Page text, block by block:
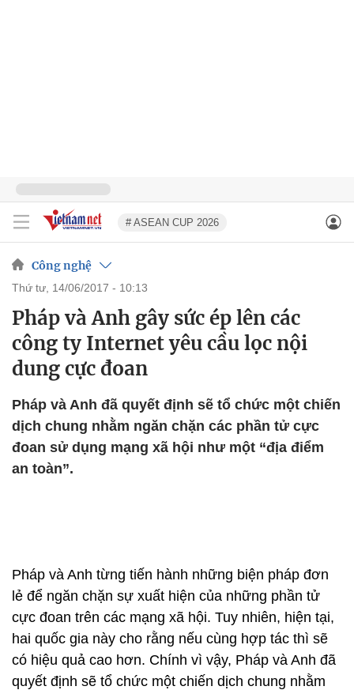
# ASEAN CUP 2026
Công nghệ
thứ tư, 14/06/2017 - 10:13
Pháp và Anh gây sức ép lên các
công ty Internet yêu cầu lọc nội
dung cực đoan
Pháp và Anh đã quyết định sẽ tổ chức một chiến
dịch chung nhằm ngăn chặn các phần tử cực
đoan sử dụng mạng xã hội như một “địa điểm
an toàn”.
Pháp và Anh từng tiến hành những biện pháp đơn
lẻ để ngăn chặn sự xuất hiện của những phần tử
cực đoan trên các mạng xã hội. Tuy nhiên, hiện tại,
hai quốc gia này cho rằng nếu cùng hợp tác thì sẽ
có hiệu quả cao hơn. Chính vì vậy, Pháp và Anh đã
quyết định sẽ tổ chức một chiến dịch chung nhằm